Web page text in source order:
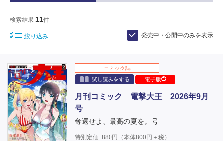
検索結果 11件
絞り込み 発売中・公開中のみを表示
コミック誌
試し読みをする
電子版
月刊コミック 電撃大王 2026年9月
号
奪還せよ、最高の夏を。号
特別定価 880円（本体800円＋税）